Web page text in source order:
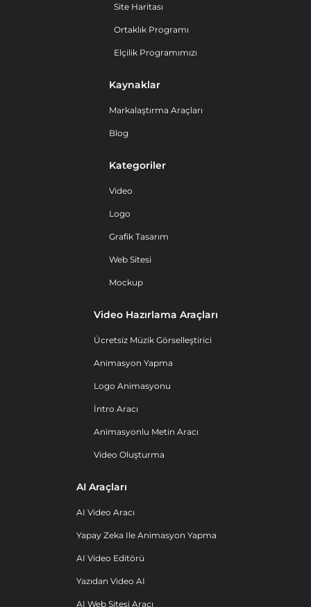
Site Haritası
Ortaklık Programı
Elçilik Programımızı
Kaynaklar
Markalaştırma Araçları
Blog
Kategoriler
Video
Logo
Grafik Tasarım
Web Sitesi
Mockup
Video Hazırlama Araçları
Ücretsiz Müzik Görselleştirici
Animasyon Yapma
Logo Animasyonu
İntro Aracı
Animasyonlu Metin Aracı
Video Oluşturma
AI Araçları
AI Video Aracı
Yapay Zeka Ile Animasyon Yapma
AI Video Editörü
Yazıdan Video AI
AI Web Sitesi Aracı